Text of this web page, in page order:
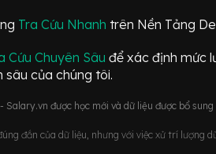
Tra Cứu Nhanh trên Nền Tảng
Cứu Chuyên Sâu để xác định mức
sâu của chúng tôi.
Salary.vn được học mới và dữ liệu được bổ
đắn của dữ liệu, nhưng với việc xử trí